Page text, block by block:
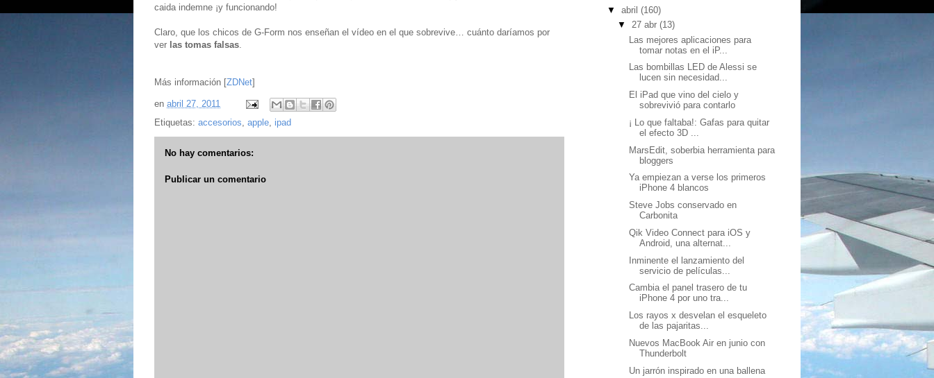
caida indemne ¡y funcionando!
Claro, que los chicos de G-Form nos enseñan el vídeo en el que sobrevive… cuánto daríamos por
ver las tomas falsas.
Más información [ZDNet]
en abril 27, 2011
Etiquetas: accesorios, apple, ipad
No hay comentarios:
Publicar un comentario
▼ abril (160)
▼27 abr(13)
Las mejores aplicaciones para
tomar notas en el iP...
Las bombillas LED de Alessi se
lucen sin necesidad...
El iPad que vino del cielo y
sobrevivió para contarlo
¡ Lo que faltaba!: Gafas para quitar
el efecto 3D ...
MarsEdit, soberbia herramienta para
bloggers
Ya empiezan a verse los primeros
iPhone 4 blancos
Steve Jobs conservado en
Carbonita
Qik Video Connect para iOS y
Android, una alternat...
Inminente el lanzamiento del
servicio de películas...
Cambia el panel trasero de tu
iPhone 4 por uno tra...
Los rayos x desvelan el esqueleto
de las pajaritas...
Nuevos MacBook Air en junio con
Thunderbolt
Un jarrón inspirado en una ballena